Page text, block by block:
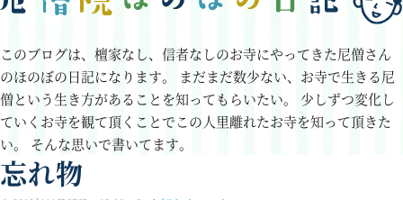
このブログは、檀家なし、信者なしのお寺にやってきた尼僧さん
のほのぼの日記になります。 まだまだ数少ない、お寺で生きる尼
僧という生き方があることを知ってもらいたい。
少しずつ変化し
ていくお寺を観て頂くことでこの人里離れたお寺を知って頂きた
い。 そんな思いで書いてます。
忘れ物